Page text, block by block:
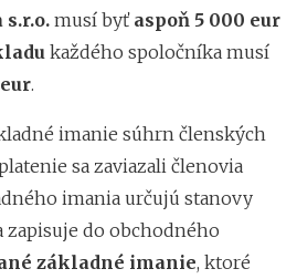
s.r.o. musí byť aspoň 5 000 eur
každého spoločníka musí
.
imanie súhrn členských
sa zaviazali členovia
imania určujú stanovy
zapisuje do obchodného
základné imanie, ktoré